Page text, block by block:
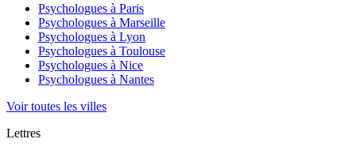
Psychologues à Paris
Psychologues à Marseille
Psychologues à Lyon
Psychologues à Toulouse
Psychologues à Nice
Psychologues à Nantes
Voir toutes les villes
Lettres